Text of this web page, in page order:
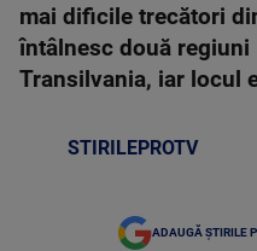
mai dificile trecători
întâlnesc două
Transilvania, iar locul
STIRILEPROTV
ADAUGĂ ȘTIRILE